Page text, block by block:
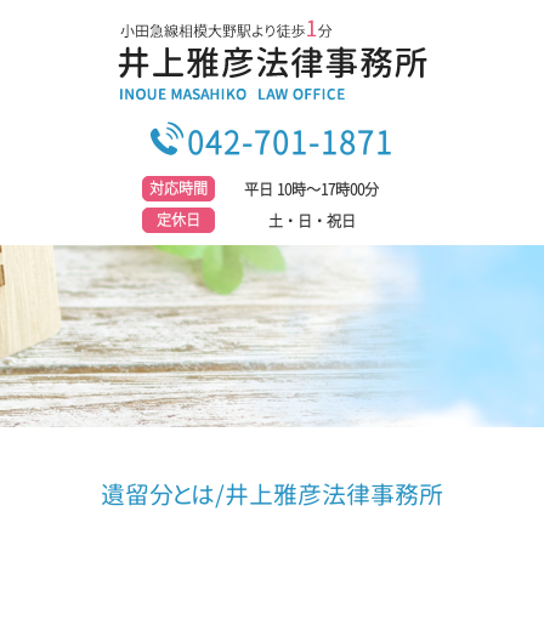
042-701-1871
対応時間
平日 10時～17時00分
定休日
土・日・祝日
遺留分とは/井上雅彦法律事務所